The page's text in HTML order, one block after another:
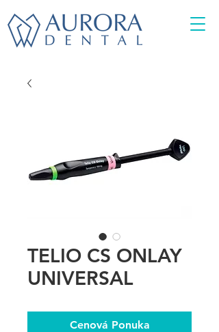
TELIO CS ONLAY
UNIVERSAL
Cenová Ponuka